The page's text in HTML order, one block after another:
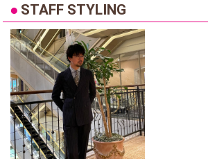
● STAFF STYLING